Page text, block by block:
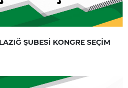
ŞUBESİ KONGRE SEÇİM